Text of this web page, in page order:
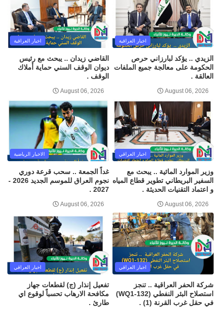
اخبار العراقية
الزيدي .. يؤكد لبارزاني حرص
الحكومة على معالجة جميع الملفات
العالقة .
August 06, 2026
اخبار العراقية
القاضي زيدان .. يبحث مع رئيس
ديوان الوقف السني حماية أملاك
الوقف .
August 06, 2026
اخبار العراقي
وزير الموارد المائية .. يبحث مع
السفير البريطاني تطوير قطاع المياه
و اعتماد التقنيات الحديثة .
August 06, 2026
الاخبار الرياضية
غداً الجمعة .. سحب قرعة دوري
نجوم العراق للموسم الجديد 2026 -
2027 .
August 06, 2026
اخبار العراقي
شركة الحفر العراقية .. تنجز
استصلاح البئر النفطي (WQ1-132)
في حقل غرب القرنة (1) .
اخبار العراقي
تفعيل إنذار (ج) لقطعات جهاز
مكافحة الارهاب تحسباً لوقوع اي
طارئ .